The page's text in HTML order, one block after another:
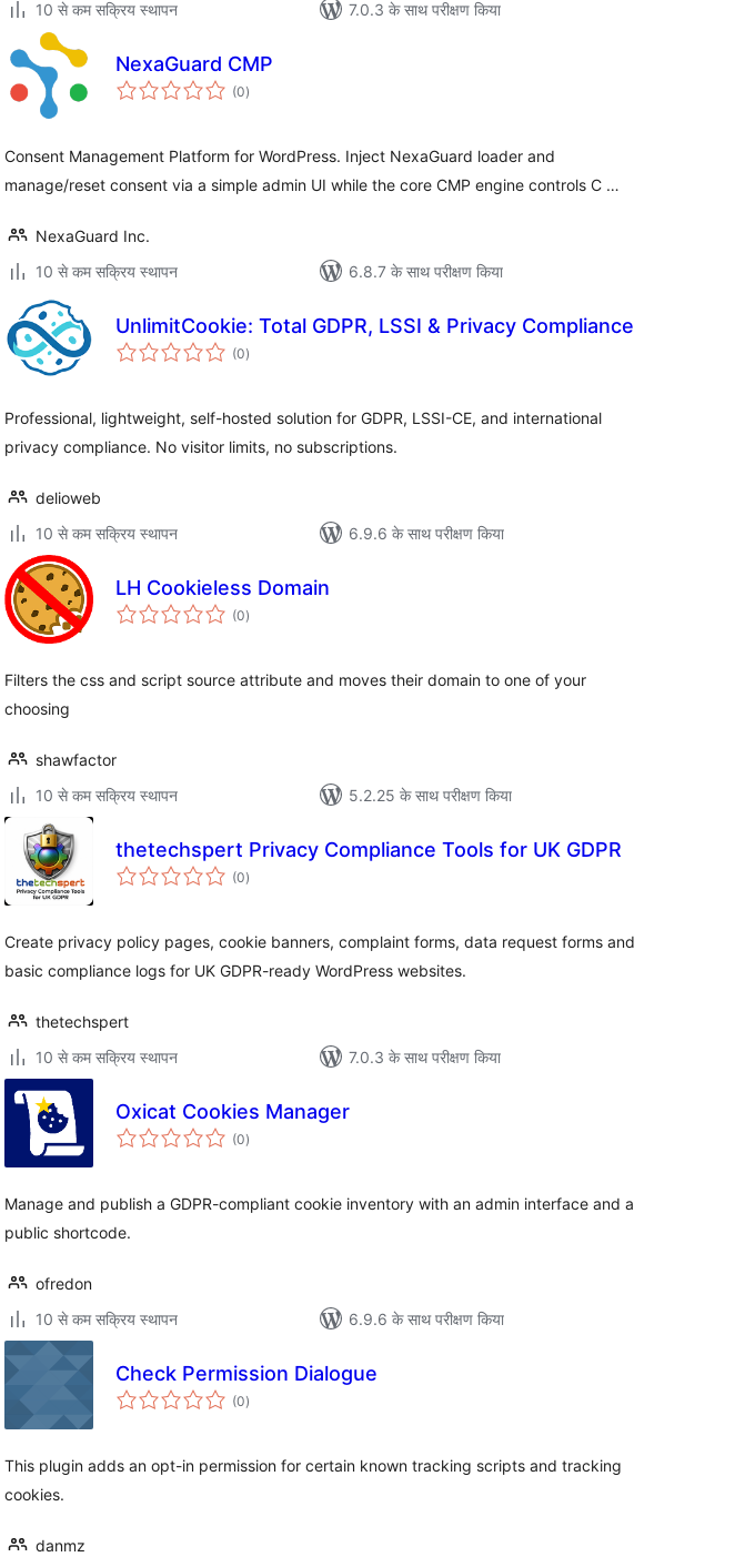
10 से कम सक्रिय स्थापन
7.0.3 के साथ परीक्षण किया
NexaGuard CMP
(0कुल
दर)
Consent Management Platform for WordPress. Inject NexaGuard loader and
manage/reset consent via a simple admin UI while the core CMP engine controls C …
NexaGuard Inc.
10 से कम सक्रिय स्थापन
6.8.7 के साथ परीक्षण किया
UnlimitCookie: Total GDPR, LSSI & Privacy Compliance
(0कुल
दर)
Professional, lightweight, self-hosted solution for GDPR, LSSI-CE, and international
privacy compliance. No visitor limits, no subscriptions.
delioweb
10 से कम सक्रिय स्थापन
6.9.6 के साथ परीक्षण किया
LH Cookieless Domain
(0कुल
दर)
Filters the css and script source attribute and moves their domain to one of your
choosing
shawfactor
10 से कम सक्रिय स्थापन
5.2.25 के साथ परीक्षण किया
thetechspert Privacy Compliance Tools for UK GDPR
(0कुल
दर)
Create privacy policy pages, cookie banners, complaint forms, data request forms and
basic compliance logs for UK GDPR-ready WordPress websites.
thetechspert
10 से कम सक्रिय स्थापन
7.0.3 के साथ परीक्षण किया
Oxicat Cookies Manager
(0कुल
दर)
Manage and publish a GDPR-compliant cookie inventory with an admin interface and a
public shortcode.
ofredon
10 से कम सक्रिय स्थापन
6.9.6 के साथ परीक्षण किया
Check Permission Dialogue
(0कुल
दर)
This plugin adds an opt-in permission for certain known tracking scripts and tracking
cookies.
danmz